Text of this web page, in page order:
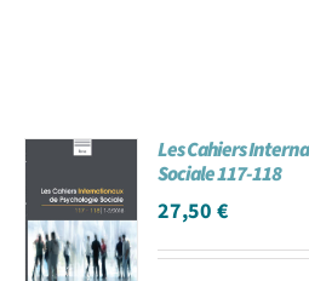
Les Cahiers
Sociale 117-118
27,50€